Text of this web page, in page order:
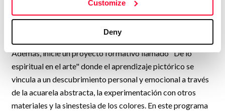
Customize
Deny
grupo de Laboratorio de acuarela donde tutorizo
proyectos personales ayudando a crecer a mis alumnos a
Además, inicié un proyecto formativo llamado "De lo
espiritual en el arte" donde el aprendizaje pictórico se
vincula a un descubrimiento personal y emocional a través
de la acuarela abstracta, la experimentación con otros
materiales y la sinestesia de los colores. En este programa